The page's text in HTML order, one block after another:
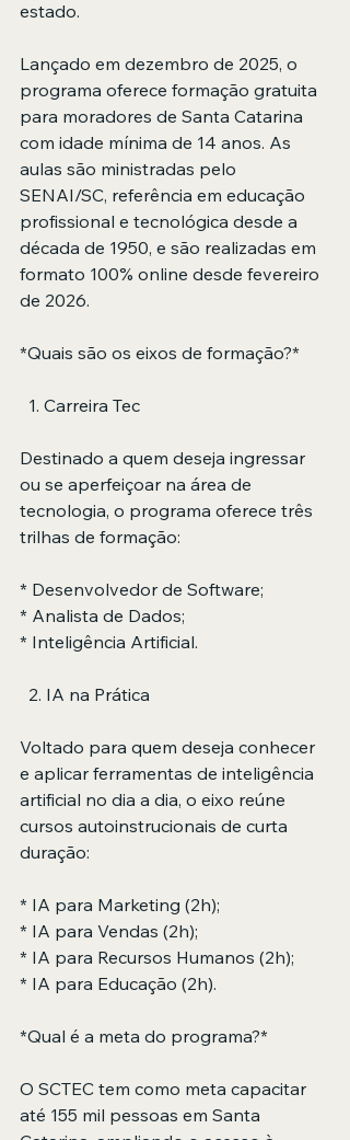
estado.
Lançado em dezembro de 2025, o
programa oferece formação gratuita
para moradores de Santa Catarina
com idade mínima de 14 anos. As
aulas são ministradas pelo
SENAI/SC, referência em educação
profissional e tecnológica desde a
década de 1950, e são realizadas em
formato 100% online desde fevereiro
de 2026.
*Quais são os eixos de formação?*
  1. Carreira Tec
Destinado a quem deseja ingressar
ou se aperfeiçoar na área de
tecnologia, o programa oferece três
trilhas de formação:
* Desenvolvedor de Software;
* Analista de Dados;
* Inteligência Artificial.
  2. IA na Prática
Voltado para quem deseja conhecer
e aplicar ferramentas de inteligência
artificial no dia a dia, o eixo reúne
cursos autoinstrucionais de curta
duração:
* IA para Marketing (2h);
* IA para Vendas (2h);
* IA para Recursos Humanos (2h);
* IA para Educação (2h).
*Qual é a meta do programa?*
O SCTEC tem como meta capacitar
até 155 mil pessoas em Santa